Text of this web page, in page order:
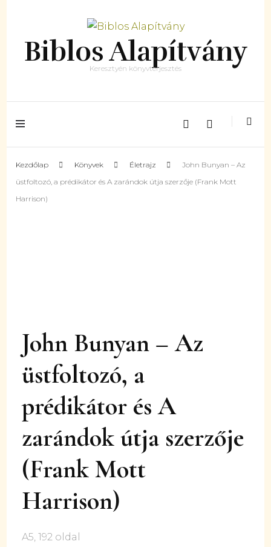
Biblos Alapítvány
Keresztyén könyvterjesztés
Kezdőlap Könyvek Életrajz
John Bunyan – Az
üstfoltozó, a prédikátor és A zarándok útja szerzője (Frank Mott
Harrison)
John Bunyan – Az
üstfoltozó, a
prédikátor és A
zarándok útja szerzője
(Frank Mott
Harrison)
A5, 192 oldal